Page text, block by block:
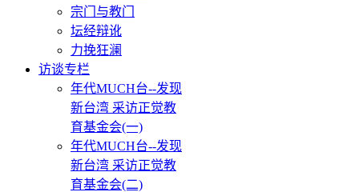
宗门与教门
坛经辩讹
力挽狂澜
访谈专栏
年代MUCH台--发现
新台湾 采访正觉教
育基金会(一)
年代MUCH台--发现
新台湾 采访正觉教
育基金会(二)